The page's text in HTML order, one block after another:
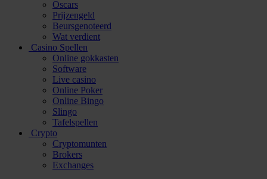
Oscars
Prijzengeld
Beursgenoteerd
Wat verdient
Casino Spellen
Online gokkasten
Software
Live casino
Online Poker
Online Bingo
Slingo
Tafelspellen
Crypto
Cryptomunten
Brokers
Exchanges